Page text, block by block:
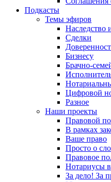
Подкасты
Темы эфиров
Наследство
Сделки
Бизнесу
Брачно-
Цифровой
Разное
Наши проекты
Правовой
В рамках
Ваше право
Просто о
Правовое
Нотариусы
За дело! За